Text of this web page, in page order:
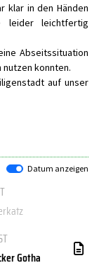
klar in den Händen
leider leichtfertig
Abseitssituation
nutzen konnten.
auf unser
Datum anzeigen
Gotha